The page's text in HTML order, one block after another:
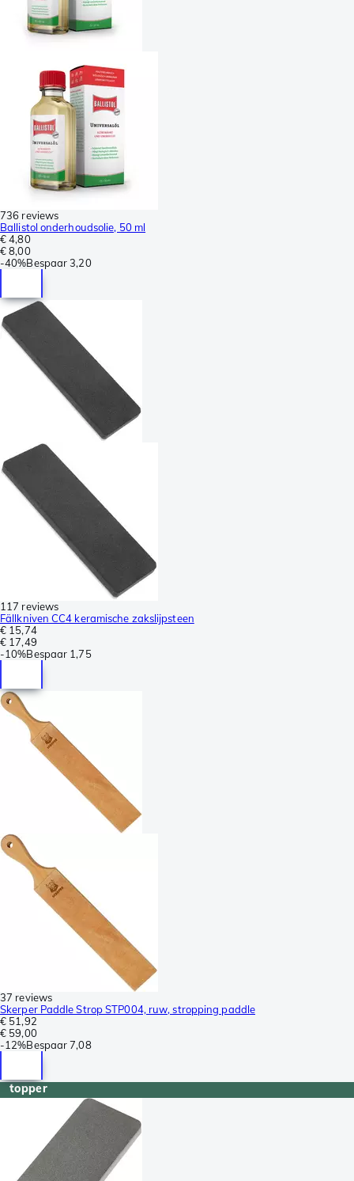
736 reviews
Ballistol onderhoudsolie, 50 ml
€ 4,80
€ 8,00
-40%Bespaar 3,20
117 reviews
Fällkniven CC4 keramische zakslijpsteen
€ 15,74
€ 17,49
-10%Bespaar 1,75
37 reviews
Skerper Paddle Strop STP004, ruw, stropping paddle
€ 51,92
€ 59,00
-12%Bespaar 7,08
topper